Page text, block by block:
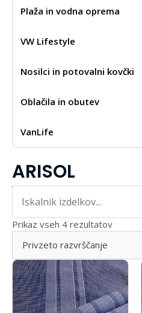
Plaža in vodna oprema
VW Lifestyle
Nosilci in potovalni kovčki
Oblačila in obutev
VanLife
ARISOL
Iskalnik...
Prikaz vseh 4 rezultatov